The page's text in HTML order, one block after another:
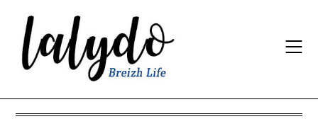
content